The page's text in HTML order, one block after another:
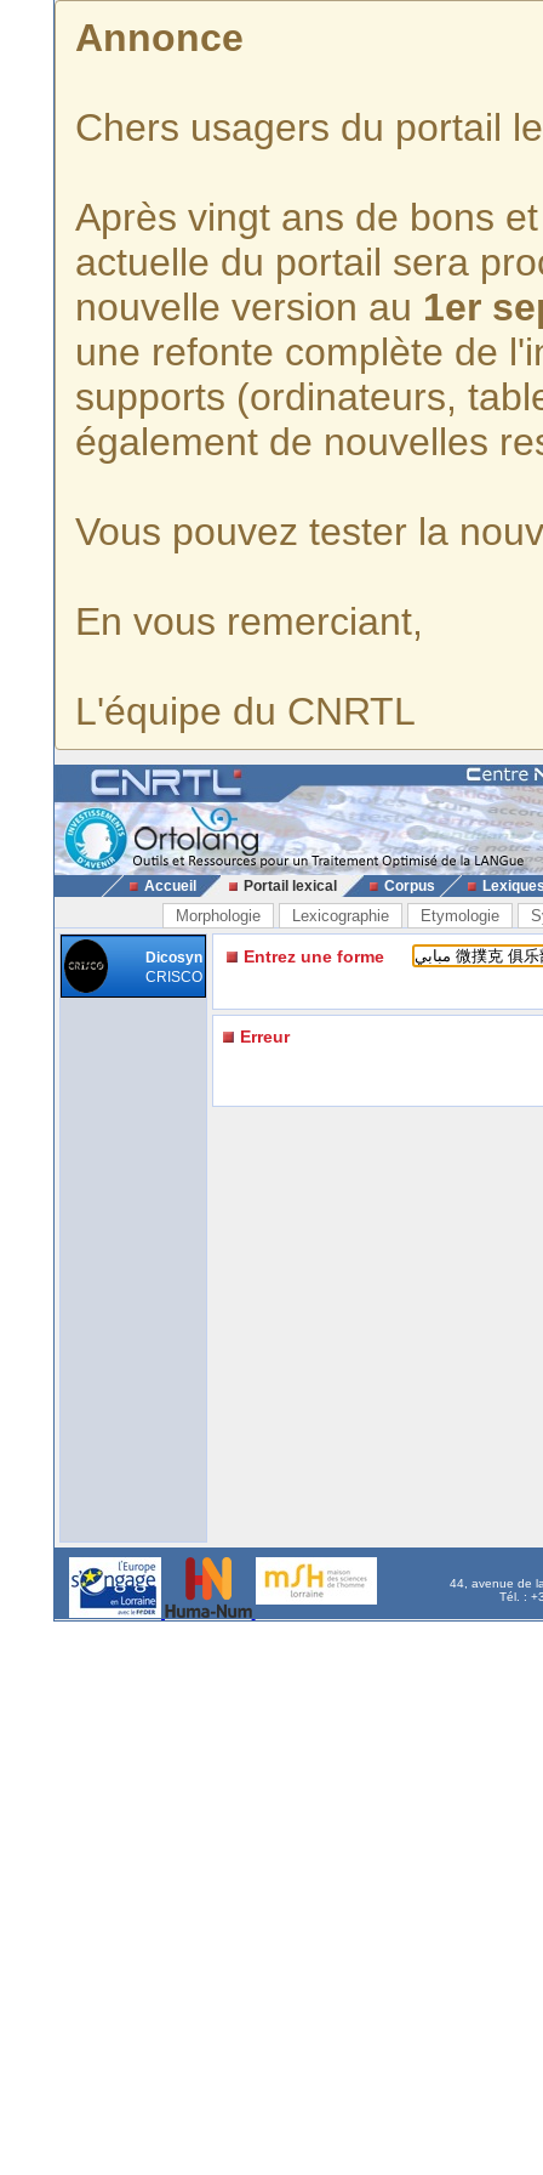
Annonce
Chers usagers du portail
Après vingt ans de bons
actuelle du portail sera
nouvelle version au 1er
une refonte complète de
supports (ordinateurs,
également de nouvelles
Vous pouvez tester la
En vous remerciant,
L'équipe du CNRTL
Accueil Portail lexical Corpus
Morphologie Lexicographie Etymologie
Dicosyn
CRISCO
Entrez une forme
Erreur
44, avenue de
Tél. :